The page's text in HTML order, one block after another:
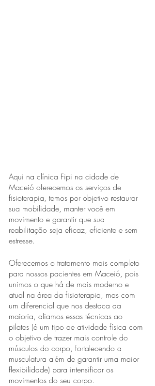
Aqui na clínica Fipi na cidade de
Maceió oferecemos os serviços de
fisioterapia, temos por objetivo restaurar
sua mobilidade, manter você em
movimento e garantir que sua
reabilitação seja eficaz, eficiente e sem
estresse.
Oferecemos o tratamento mais completo
para nossos pacientes em Maceió, pois
unimos o que há de mais moderno e
atual na área da fisioterapia, mas com
um diferencial que nos destaca da
maioria, aliamos essas técnicas ao
pilates (é um tipo de atividade física com
o objetivo de trazer mais controle do
músculos do corpo, fortalecendo a
musculatura além de garantir uma maior
flexibilidade) para intensificar os
movimentos do seu corpo.